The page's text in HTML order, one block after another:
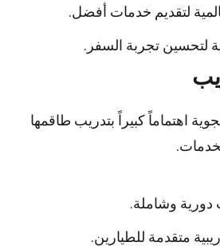
لتقديم خدمات أفضل.
لتحسين تجربة السفر.
اهتماماً كبيراً بتدريب طاقمها
دورية وشاملة.
متقدمة للطيارين.